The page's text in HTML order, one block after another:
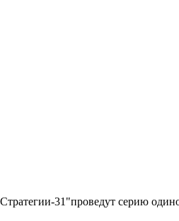
31"проведут серию